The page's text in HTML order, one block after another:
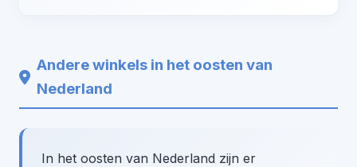
Andere winkels in het oosten van
Nederland
In het oosten van Nederland zijn er